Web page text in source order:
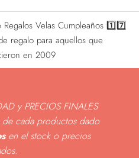
Regalos Velas Cumpleaños 1️⃣7️⃣
regalo para aquellos que
en 2009
y PRECIOS FINALES
cada productos dado
en el stock o precios
.